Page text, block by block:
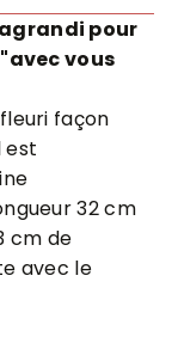
pour
vous
façon
est
32 cm
cm de
avec le